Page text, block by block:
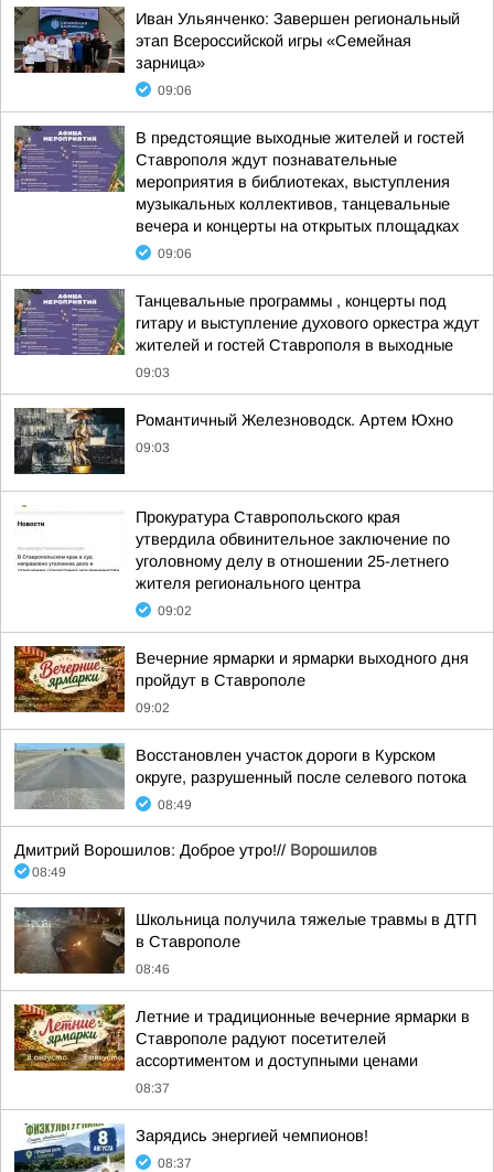
Иван Ульянченко: Завершен региональный
этап Всероссийской игры «Семейная
зарница»
09:06
В предстоящие выходные жителей и гостей
Ставрополя ждут познавательные
мероприятия в библиотеках, выступления
музыкальных коллективов, танцевальные
вечера и концерты на открытых площадках
09:06
Танцевальные программы , концерты под
гитару и выступление духового оркестра ждут
жителей и гостей Ставрополя в выходные
09:03
Романтичный Железноводск. Артем Юхно
09:03
Прокуратура Ставропольского края
утвердила обвинительное заключение по
уголовному делу в отношении 25-летнего
жителя регионального центра
09:02
Вечерние ярмарки и ярмарки выходного дня
пройдут в Ставрополе
09:02
Восстановлен участок дороги в Курском
округе, разрушенный после селевого потока
08:49
Дмитрий Ворошилов: Доброе утро!// Ворошилов
08:49
Школьница получила тяжелые травмы в ДТП
в Ставрополе
08:46
Летние и традиционные вечерние ярмарки в
Ставрополе радуют посетителей
ассортиментом и доступными ценами
08:37
Зарядись энергией чемпионов!
08:37